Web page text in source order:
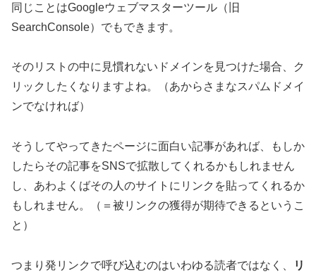
同じことはGoogleウェブマスターツール（旧
SearchConsole）でもできます。
そのリストの中に見慣れないドメインを見つけた場合、ク
リックしたくなりますよね。（あからさまなスパムドメイ
ンでなければ）
そうしてやってきたページに面白い記事があれば、もしか
したらその記事をSNSで拡散してくれるかもしれません
し、あわよくばその人のサイトにリンクを貼ってくれるか
もしれません。（＝被リンクの獲得が期待できるというこ
と）
つまり発リンクで呼び込むのはいわゆる読者ではなく、
リ